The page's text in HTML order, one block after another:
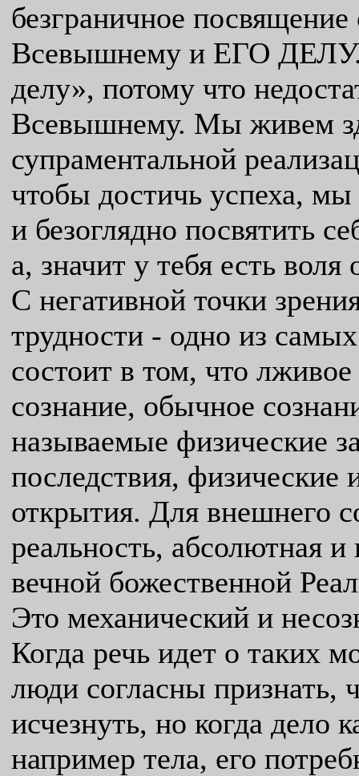
безграничное
Всевышнему и ЕГО
делу», потому что
Всевышнему. Мы живем
супраментальной
чтобы достичь успеха,
и безоглядно посвятить
а, значит у тебя есть воля
С негативной точки
трудности - одно из
состоит в том, что
сознание, обычное
называемые физические
последствия,
открытия. Для внешнего
реальность, абсолютная
вечной божественной
Это механический и
Когда речь идет о таких
люди согласны признать,
исчезнуть, но когда дело
например тела, его